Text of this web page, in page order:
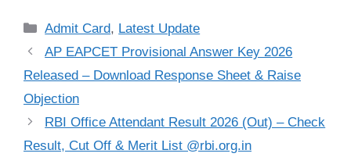
Categories
Admit Card, Latest Update
AP EAPCET Provisional Answer Key 2026
Released – Download Response Sheet & Raise
Objection
RBI Office Attendant Result 2026 (Out) – Check
Result, Cut Off & Merit List @rbi.org.in